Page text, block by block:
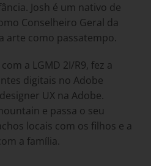
Josh é um nativo de
Conselheiro Geral da
arte como passatempo.
a LGMD 2I/R9, fez a
digitais no Adobe
UX na Adobe.
e passa o seu
locais com os filhos e a
a família.